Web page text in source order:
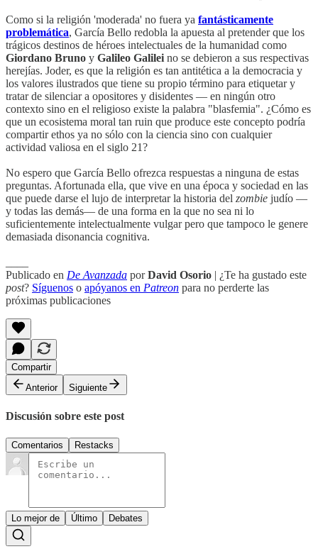
Como si la religión 'moderada' no fuera ya fantásticamente
problemática, García Bello redobla la apuesta al pretender que los
trágicos destinos de héroes intelectuales de la humanidad como
Giordano Bruno y Galileo Galilei no se debieron a sus respectivas
herejías. Joder, es que la religión es tan antitética a la democracia y
los valores ilustrados que tiene su propio término para etiquetar y
tratar de silenciar a opositores y disidentes — en ningún otro
contexto sino en el religioso existe la palabra "blasfemia". ¿Cómo es
que un ecosistema moral tan ruin que produce este concepto podría
compartir ethos ya no sólo con la ciencia sino con cualquier
actividad valiosa en el siglo 21?
No espero que García Bello ofrezca respuestas a ninguna de estas
preguntas. Afortunada ella, que vive en una época y sociedad en las
que puede darse el lujo de interpretar la historia del zombie judío —
y todas las demás— de una forma en la que no sea ni lo
suficientemente intelectualmente vulgar pero que tampoco le genere
demasiada disonancia cognitiva.
Publicado en De Avanzada porDavid Osorio | ¿Te ha gustado este
post? Síguenos o apóyanos en Patreon para no perderte las
próximas publicaciones
Compartir
Anterior
Siguiente
Discusión sobre este post
Comentarios Restacks
Lo mejor de Último Debates